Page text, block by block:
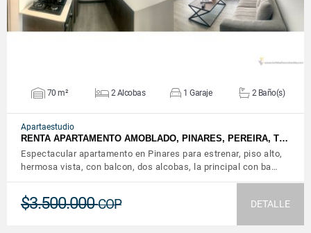
70 m² 2 Alcobas 1 Garaje 2 Baño(s)
Apartaestudio
RENTA APARTAMENTO AMOBLADO, PINARES, PEREIRA, T…
Espectacular apartamento en Pinares para estrenar, piso alto,
hermosa vista, con balcon, dos alcobas, la principal con ba…
$3.500.000COP DETALLE